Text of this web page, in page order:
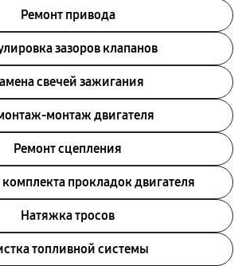
Ремонт привода
зазоров клапанов
свечей зажигания
монтаж двигателя
Ремонт сцепления
комплекта прокладок двигателя
Натяжка тросов
топливной системы